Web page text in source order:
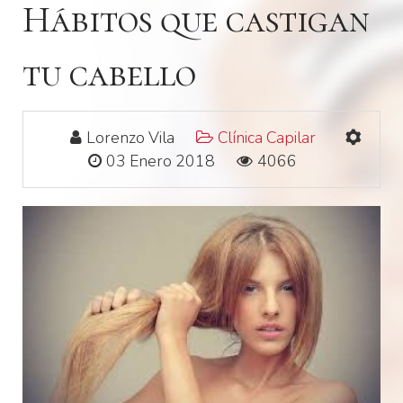
Hábitos que castigan
tu cabello
Lorenzo Vila
Clínica Capilar
03 Enero 2018
4066